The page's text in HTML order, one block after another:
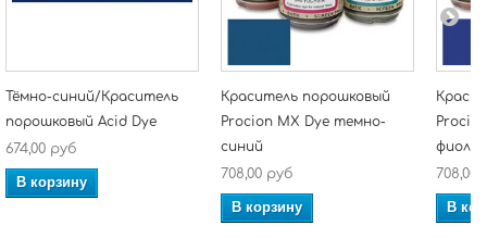
Тёмно-синий/Краситель
порошковый Acid Dye
674,00 руб
В корзину
Краситель порошковый
Procion MX Dye темно-
синий
708,00 руб
В корзину
708,00
В